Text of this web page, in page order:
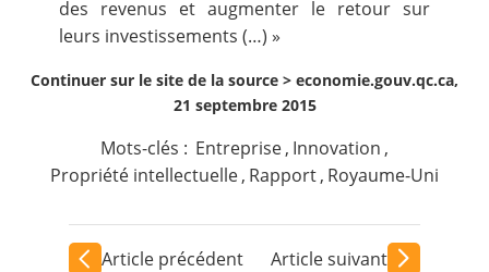
des revenus et augmenter le retour sur
leurs investissements (…) »
Continuer sur le site de la source > economie.gouv.qc.ca,
21 septembre 2015
Mots-clés : Entreprise, Innovation ,
Propriété intellectuelle, Rapport, Royaume-Uni
Article précédent Article suivant